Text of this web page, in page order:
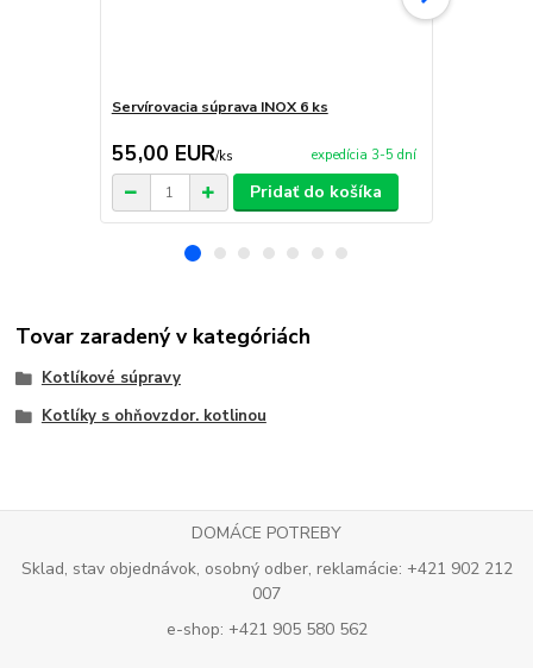
Servírovacia súprava INOX 6 ks
55,00 EUR/ks expedícia 3-5 dní
Pridať do košíka
Tovar zaradený v kategóriách
Kotlíkové súpravy
Kotlíky s ohňovzdor. kotlinou
DOMÁCE POTREBY
Sklad, stav objednávok, osobný odber, reklamácie: +421 902 212
007
e-shop: +421 905 580 562